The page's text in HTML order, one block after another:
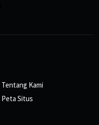
Tentang Kami
Peta Situs